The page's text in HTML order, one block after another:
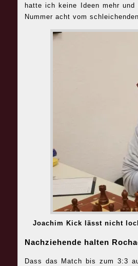
hatte ich keine Ideen mehr
Nummer acht vom
Joachim Kick lässt nicht
Nachziehende halten
Dass das Match bis zum 3:3